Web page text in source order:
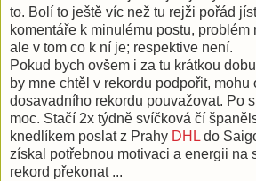
to. Bolí to ještě víc než tu rejži pořád
komentáře k minulému postu, problém
ale v tom co k ní je; respektive není.
Pokud bych ovšem i za tu krátkou
by mne chtěl v rekordu podpořit, mohu
dosavadního rekordu pouvažovat. Po
moc. Stačí 2x týdně svíčková čí
knedlíkem poslat z Prahy DHL do
získal potřebnou motivaci a energii na
rekord překonat ...